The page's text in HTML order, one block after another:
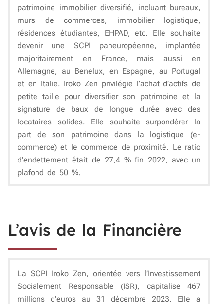
patrimoine immobilier diversifié, incluant bureaux,
murs de commerces, immobilier logistique,
résidences étudiantes, EHPAD, etc. Elle souhaite
devenir une SCPI paneuropéenne, implantée
majoritairement en France, mais aussi en
Allemagne, au Benelux, en Espagne, au Portugal
et en Italie. Iroko Zen privilégie l’achat d’actifs de
petite taille pour diversifier son patrimoine et la
signature de baux de longue durée avec des
locataires solides. Elle souhaite surpondérer la
part de son patrimoine dans la logistique (e-
commerce) et le commerce de proximité. Le ratio
d’endettement était de 27,4 % fin 2022, avec un
plafond de 50 %.
L’avis de la Financière
La SCPI Iroko Zen, orientée vers l’Investissement
Socialement Responsable (ISR), capitalise 467
millions d’euros au 31 décembre 2023. Elle a